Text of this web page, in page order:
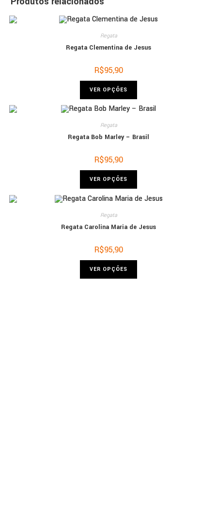
Regata
Regata Clementina de Jesus
R$95,90
VER OPÇÕES
Regata
Regata Bob Marley – Brasil
R$95,90
VER OPÇÕES
Regata
Regata Carolina Maria de Jesus
R$95,90
VER OPÇÕES